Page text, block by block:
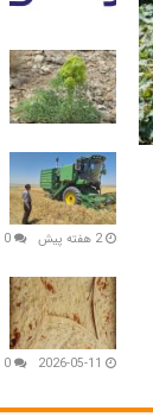
2 هفته پیش 0
2026-05-11
0